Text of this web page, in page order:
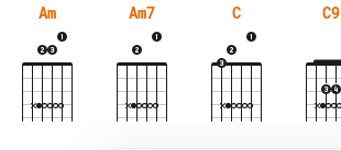
Am Am7 C C9